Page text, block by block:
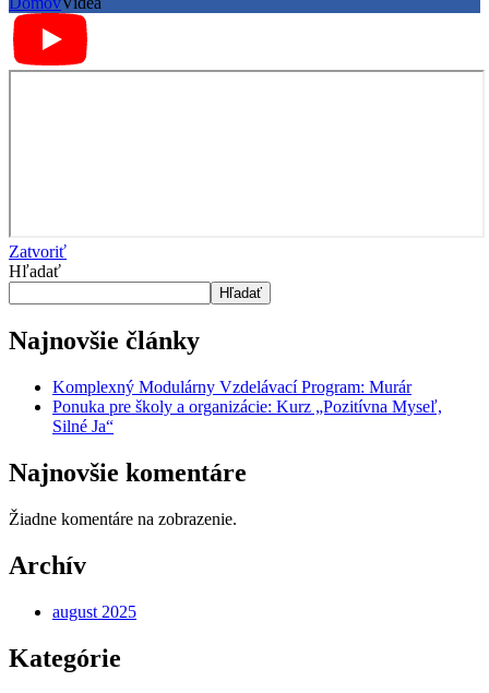
Zatvoriť
Hľadať
Hľadať
Najnovšie články
Komplexný Modulárny Vzdelávací Program: Murár
Ponuka pre školy a organizácie: Kurz „Pozitívna Myseľ,
Silné Ja“
Najnovšie komentáre
Žiadne komentáre na zobrazenie.
Archív
august 2025
Kategórie